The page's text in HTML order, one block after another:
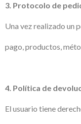
3. Protocolo de
Una vez realizado un
pago, productos,
4. Política de
El usuario tiene